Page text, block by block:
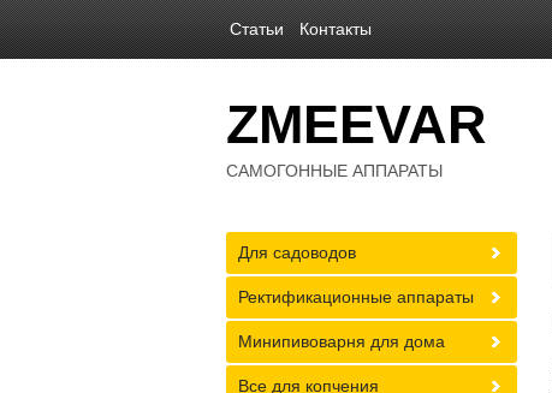
Статьи Контакты
ZMEEVAR
САМОГОННЫЕ АППАРАТЫ
Для садоводов
Ректификационные аппараты
Минипивоварня для дома
Все для копчения